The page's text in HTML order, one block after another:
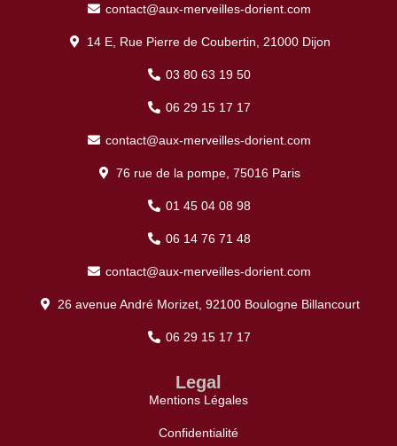
contact@aux-merveilles-dorient.com
14 E, Rue Pierre de Coubertin, 21000 Dijon
03 80 63 19 50
06 29 15 17 17
contact@aux-merveilles-dorient.com
76 rue de la pompe, 75016 Paris
01 45 04 08 98
06 14 76 71 48
contact@aux-merveilles-dorient.com
26 avenue André Morizet, 92100 Boulogne Billancourt
06 29 15 17 17
Legal
Mentions Légales
Confidentialité